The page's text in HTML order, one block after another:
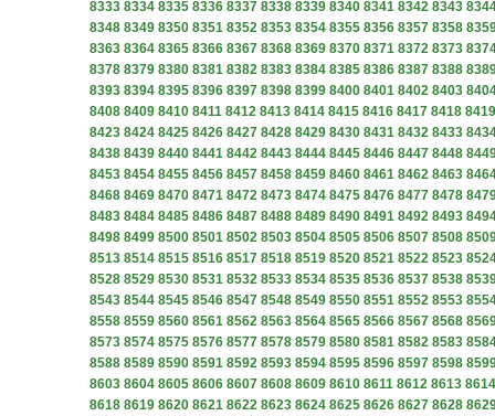
8333 8334 8335 8336 8337 8338 8339 8340 8341 8342 8343
8348 8349 8350 8351 8352 8353 8354 8355 8356 8357 8358
8363 8364 8365 8366 8367 8368 8369 8370 8371 8372 8373
8378 8379 8380 8381 8382 8383 8384 8385 8386 8387 8388
8393 8394 8395 8396 8397 8398 8399 8400 8401 8402 8403
8408 8409 8410 8411 8412 8413 8414 8415 8416 8417 8418 8419
8423 8424 8425 8426 8427 8428 8429 8430 8431 8432 8433
8438 8439 8440 8441 8442 8443 8444 8445 8446 8447 8448
8453 8454 8455 8456 8457 8458 8459 8460 8461 8462 8463
8468 8469 8470 8471 8472 8473 8474 8475 8476 8477 8478
8483 8484 8485 8486 8487 8488 8489 8490 8491 8492 8493
8498 8499 8500 8501 8502 8503 8504 8505 8506 8507 8508
8513 8514 8515 8516 8517 8518 8519 8520 8521 8522 8523
8528 8529 8530 8531 8532 8533 8534 8535 8536 8537 8538
8543 8544 8545 8546 8547 8548 8549 8550 8551 8552 8553
8558 8559 8560 8561 8562 8563 8564 8565 8566 8567 8568
8573 8574 8575 8576 8577 8578 8579 8580 8581 8582 8583
8588 8589 8590 8591 8592 8593 8594 8595 8596 8597 8598
8603 8604 8605 8606 8607 8608 8609 8610 8611 8612 8613 8614
8618 8619 8620 8621 8622 8623 8624 8625 8626 8627 8628